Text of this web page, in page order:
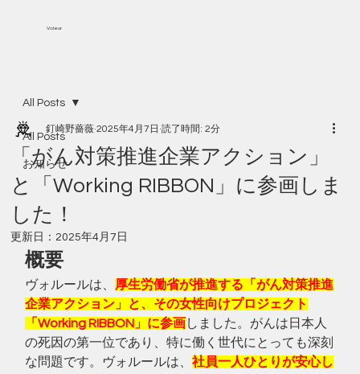
Voleur
All Posts
お知らせ
All Posts
「がん対策推進企業アクション」
と「Working RIBBON」に参画しま
した！
釘崎野薔薇 2025年4月7日 読了時間: 2分
更新日： 2025年4月7日
概要
ヴォルールは、 厚生労働省が推進する「がん対策推進
企業アクション」と、その女性向けプロジェクト
「Working RIBBON」に参画 しました。がんは日本人
の死因の第一位であり、特に働く世代にとっても深刻
な問題です。ヴォルールは、社員一人ひとりが安心し